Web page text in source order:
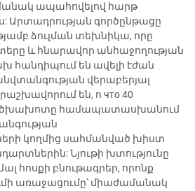
ապահովելով հարթ
Արտադրության գործընթացը
ձուլման տեխնիկա, որը
և հնարավոր անհաջողության
հանդիպում են ավելի էժան
վերաբերյալ
են, ո что 40
ծխախոտը համապատասխանում
կողմից սահմանված խիստ
Նյութի խտությունը
հոսքի բնութագրեր, որոնք
առաջացումը՝ միաժամանակ